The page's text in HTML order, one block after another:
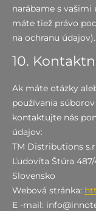
narábame s vašimi
máte tiež právo
na ochranu údajov).
10.
Ak máte otázky
používania
kontaktujte nás
údajov:
TM Distributions
Ľudovíta Štúra 487/
Slovensko
Webová stránka:
E -mail: info@